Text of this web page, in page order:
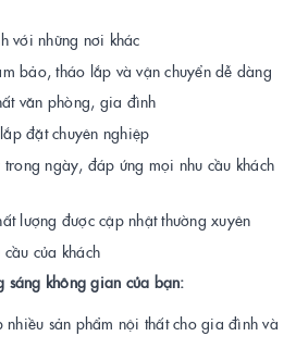
với những nơi khác
bảo, tháo lắp và vận chuyển dễ dàng
văn phòng, gia đình
đặt chuyên nghiệp
ngày, đáp ứng mọi nhu cầu khách
lượng được cập nhật thường xuyên
của khách
sáng không gian của bạn:
sản phẩm nội thất cho gia đình và